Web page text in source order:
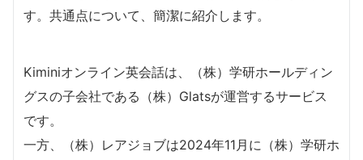
す。共通点について、簡潔に紹介します。
Kiminiオンライン英会話は、（株）学研ホールディン
グスの子会社である（株）Glatsが運営するサービス
です。
一方、（株）レアジョブは2024年11月に（株）学研ホ